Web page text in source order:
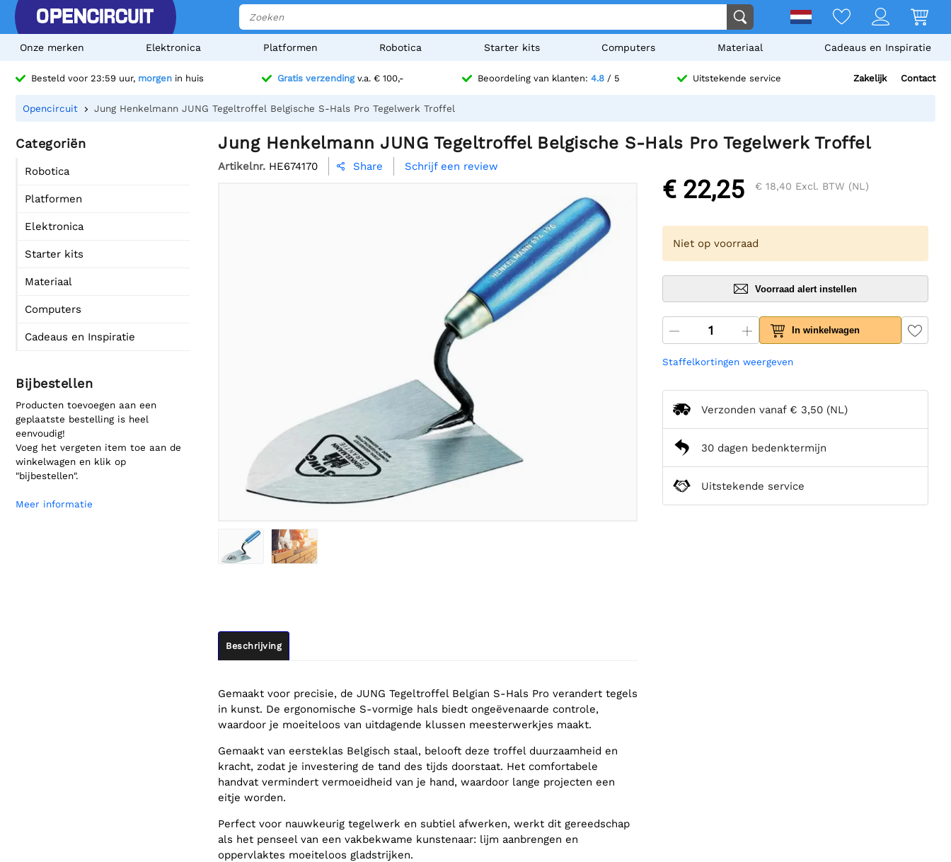
Onze merken Elektronica Platformen Robotica Starter kits Computers Materiaal Cadeaus en Inspiratie
Besteld voor 23:59 uur, morgen in huis Gratis verzendingv.a. € 100,- Beoordeling van klanten: 4.8/ 5 Uitstekende service Zakelijk Contact
Opencircuit Jung Henkelmann JUNG Tegeltroffel Belgische S-Hals Pro Tegelwerk Troffel
Categoriën
Robotica
Platformen
Elektronica
Starter kits
Materiaal
Computers
Cadeaus en Inspiratie
Bijbestellen
Producten toevoegen aan een
geplaatste bestelling is heel
eenvoudig!
Voeg het vergeten item toe aan de
winkelwagen en klik op
"bijbestellen".
Meer informatie
Jung Henkelmann JUNG Tegeltroffel Belgische S-Hals Pro Tegelwerk Troffel
Artikelnr. HE674170  Share Schrijf een review
Beschrijving
Gemaakt voor precisie, de JUNG Tegeltroffel Belgian S-Hals Pro verandert tegels
in kunst. De ergonomische S-vormige hals biedt ongeëvenaarde controle,
waardoor je moeiteloos van uitdagende klussen meesterwerkjes maakt.
Gemaakt van eersteklas Belgisch staal, belooft deze troffel duurzaamheid en
kracht, zodat je investering de tand des tijds doorstaat. Het comfortabele
handvat vermindert vermoeidheid van je hand, waardoor lange projecten een
eitje worden.
Perfect voor nauwkeurig tegelwerk en subtiel afwerken, werkt dit gereedschap
als het penseel van een vakbekwame kunstenaar: lijm aanbrengen en
oppervlaktes moeiteloos gladstrijken.
€ 22,25 € 18,40 Excl. BTW (NL)
Niet op voorraad
Voorraad alert instellen
In winkelwagen
Staffelkortingen weergeven
Verzonden vanaf € 3,50 (NL)
30 dagen bedenktermijn
Uitstekende service